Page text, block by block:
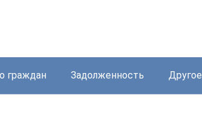
граждан Задолженность Другое